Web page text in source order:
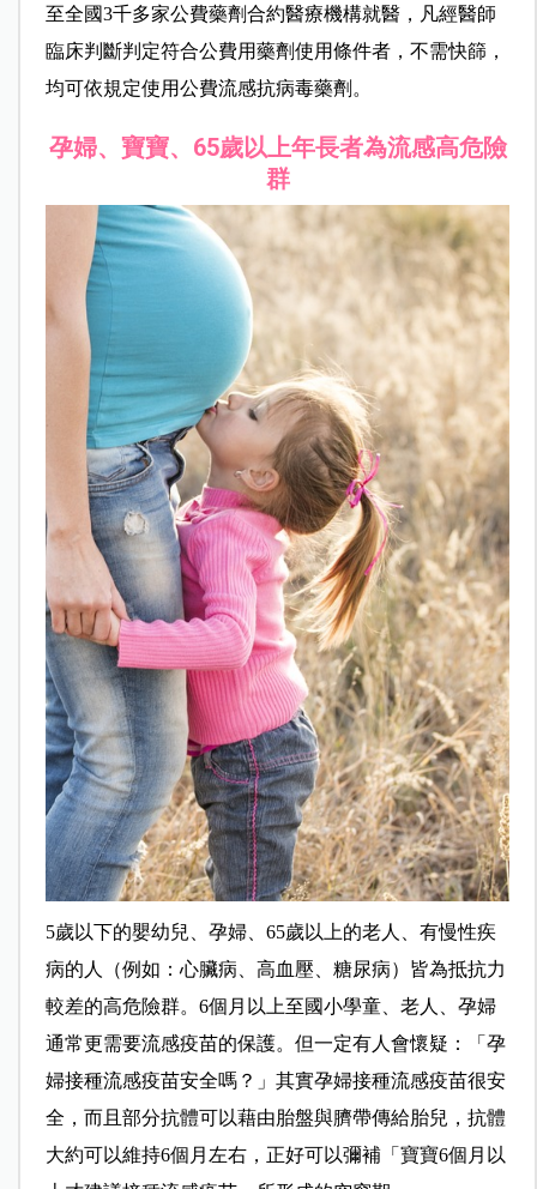
至全國3千多家公費藥劑合約醫療機構就醫，凡經醫師
臨床判斷判定符合公費用藥劑使用條件者，不需快篩，
均可依規定使用公費流感抗病毒藥劑。
孕婦、寶寶、65歲以上年長者為流感高危險
群
5歲以下的嬰幼兒、孕婦、65歲以上的老人、有慢性疾
病的人（例如：心臟病、高血壓、糖尿病）皆為抵抗力
較差的高危險群。6個月以上至國小學童、老人、孕婦
通常更需要流感疫苗的保護。但一定有人會懷疑：「孕
婦接種流感疫苗安全嗎？」其實孕婦接種流感疫苗很安
全，而且部分抗體可以藉由胎盤與臍帶傳給胎兒，抗體
大約可以維持6個月左右，正好可以彌補「寶寶6個月以